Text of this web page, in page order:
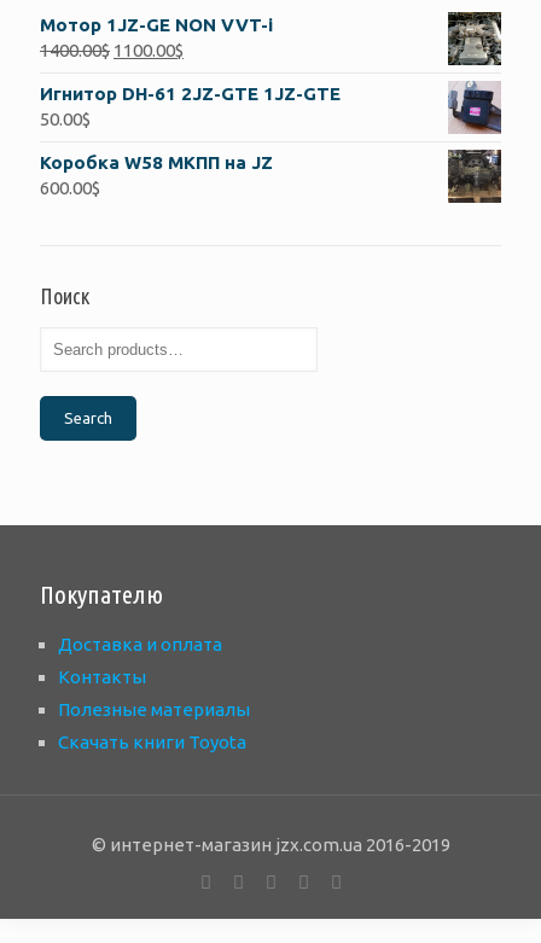
Мотор 1JZ-GE NON VVT-i
1400.00$ 1100.00$
Игнитор DH-61 2JZ-GTE 1JZ-GTE
50.00$
Коробка W58 МКПП на JZ
600.00$
Поиск
Search
Покупателю
Доставка и оплата
Контакты
Полезные материалы
Скачать книги Toyota
© интернет-магазин jzx.com.ua 2016-2019